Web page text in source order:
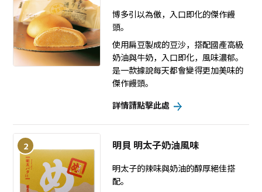
博多引以為傲，入口即化的傑作饅
頭。
使用扁豆製成的豆沙，搭配國產高級
奶油與牛奶，入口即化，風味濃郁。
是一款據說每天都會變得更加美味的
傑作饅頭。
詳情請點擊此處
2 明貝 明太子奶油風味
明太子的辣味與奶油的醇厚絕佳搭
配。